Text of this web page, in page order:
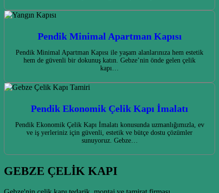
Pendik Minimal Apartman Kapısı
Pendik Minimal Apartman Kapısı ile yaşam alanlarınıza hem estetik
hem de güvenli bir dokunuş katın. Gebze’nin önde gelen çelik
kapı…
Pendik Ekonomik Çelik Kapı İmalatı
Pendik Ekonomik Çelik Kapı İmalatı konusunda uzmanlığımızla, ev
ve iş yerleriniz için güvenli, estetik ve bütçe dostu çözümler
sunuyoruz. Gebze…
GEBZE ÇELİK KAPI